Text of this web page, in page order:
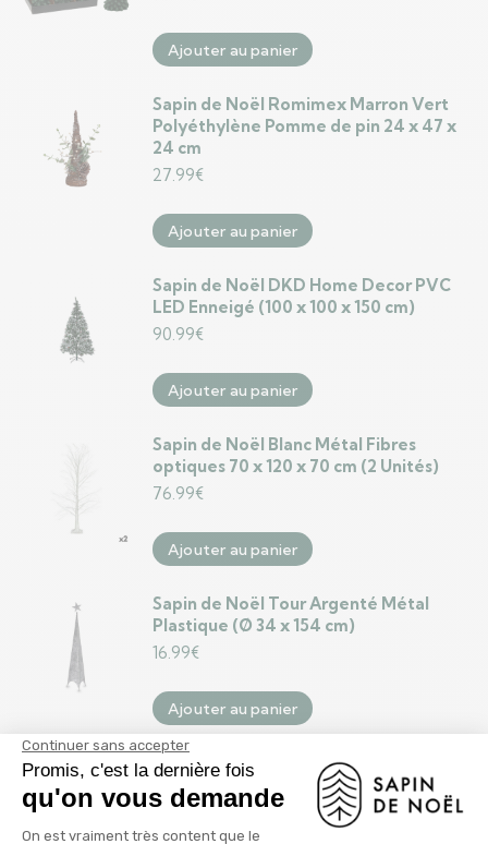
Ajouter au panier
Sapin de Noël Romimex Marron Vert
Polyéthylène Pomme de pin 24 x 47 x
24 cm
27.99€
Ajouter au panier
Sapin de Noël DKD Home Decor PVC
LED Enneigé (100 x 100 x 150 cm)
90.99€
Ajouter au panier
Sapin de Noël Blanc Métal Fibres
optiques 70 x 120 x 70 cm (2 Unités)
76.99€
Ajouter au panier
Sapin de Noël Tour Argenté Métal
Plastique (Ø 34 x 154 cm)
16.99€
Ajouter au panier
Sapin de Noël DKD Home Decor Blanc
Rouge Vert PVC 76 x 12 x 80 cm (3
Unités)
74.99€